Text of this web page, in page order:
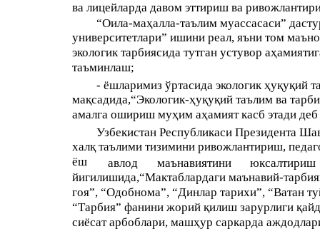
ва лицейларда давом эттириш ва
“Оила-маҳалла-таълим муассасаси”
университетлари” ишини реал, яъни том
экологик тарбиясида тутган устувор
таъминлаш;
- ёшларимиз ўртасида экологик ҳуқуқий
мақсадида,“Экологик-ҳуқуқий таълим ва
амалга ошириш муҳим аҳамият касб этади
Узбекистан Республикаси Президента
халқ таълими тизимини ривожлантириш,
ёш
авлод маънавиятини
юксалтириш
йигилишида,“Мактаблардаги маънавий-
гоя”, “Одобнома”, “Динлар тарихи”, “Ватан
“Тарбия” фанини жорий қилиш зарурлиги
сиёсат арбоблари, машҳур саркарда